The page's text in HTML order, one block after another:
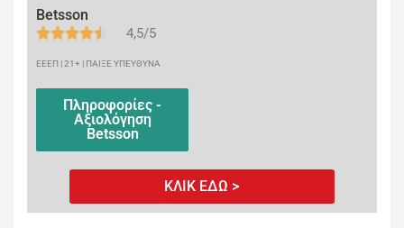
Betsson
4,5/5
ΕΕΕΠ | 21+ | ΠΑΙΞΕ ΥΠΕΥΘΥΝΑ
Πληροφορίες -
Αξιολόγηση
Betsson
ΚΛΙΚ ΕΔΩ >